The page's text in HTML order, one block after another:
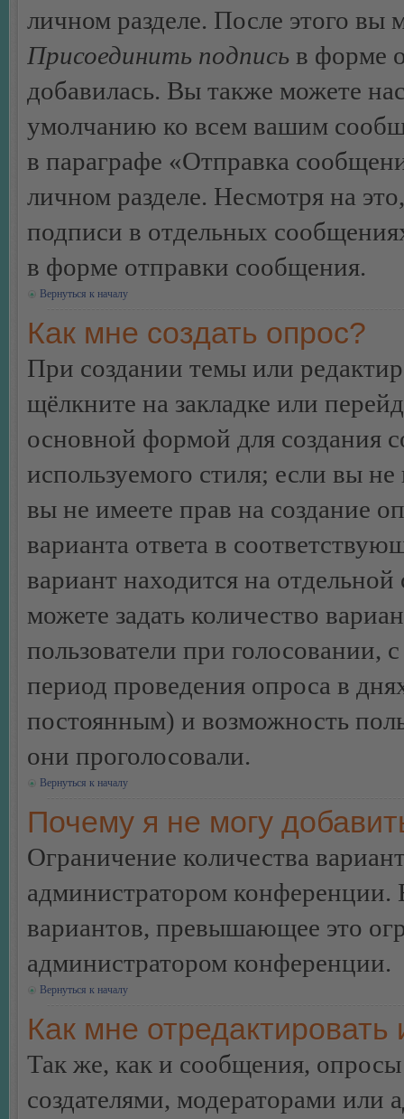
личном разделе. После этого
Присоединить подпись в форме
добавилась. Вы также можете
умолчанию ко всем вашим
в параграфе «Отправка
личном разделе. Несмотря на
подписи в отдельных
в форме отправки сообщения.
Вернуться к началу
Как мне создать опрос?
При создании темы или
щёлкните на закладке или
основной формой для создания
используемого стиля; если вы
вы не имеете прав на создание
варианта ответа в
вариант находится на
можете задать количество
пользователи при
период проведения опроса в
постоянным) и возможность
они проголосовали.
Вернуться к началу
Почему я не могу
Ограничение количества
администратором конференции.
вариантов, превышающее это
администратором конференции.
Вернуться к началу
Как мне
Так же, как и сообщения, опросы
создателями, модераторами или